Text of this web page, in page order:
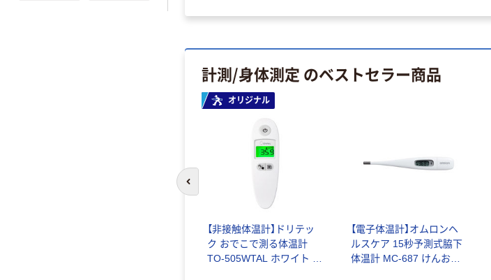
計測/身体測定 のベストセラー商品
オリジナル
【非接触体温計】ドリテッ
ク おでこで測る体温計
TO-505WTAL ホワイト 1
【電子体温計】オムロンヘ
ルスケア 15秒予測式脇下
体温計 MC-687 けんおん
前のスライドへ